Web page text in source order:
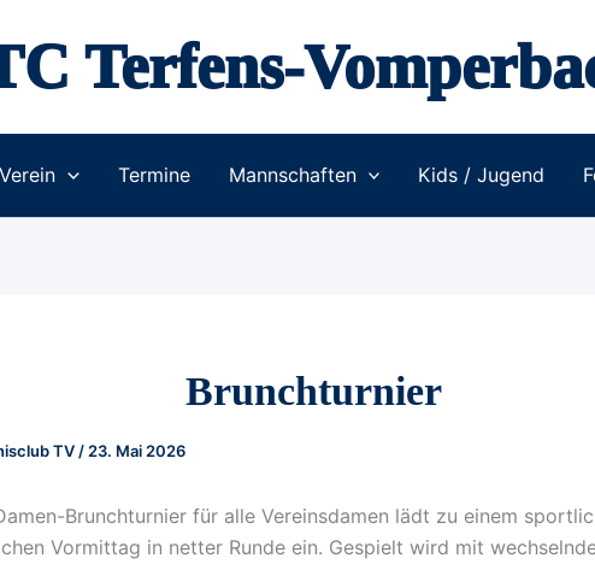
Terfens-
Verein Termine Mannschaften Kids / Jugend
Brunchturnier
TV / 23. Mai 2026
Brunchturnier für alle Vereinsdamen lädt zu einem
Vormittag in netter Runde ein. Gespielt wird mit